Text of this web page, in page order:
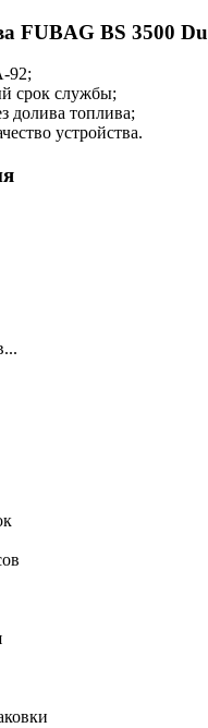
FUBAG BS 3500
92;
срок службы;
долива топлива;
устройства.